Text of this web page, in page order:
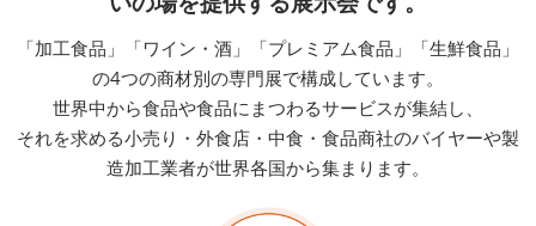
「加工食品」「ワイン・酒」「プレミアム食品」「生鮮食品」
の4つの商材別の専門展で構成しています。
世界中から食品や食品にまつわるサービスが集結し、
それを求める小売り・外食店・中食・食品商社のバイヤーや製
造加工業者が世界各国から集まります。